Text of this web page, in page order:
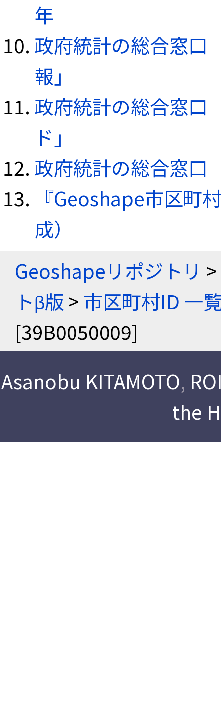
年
政府統計の総合窓口
報」
政府統計の総合窓口
ド」
政府統計の総合窓口
『Geoshape市区町
成）
Geoshapeリポジトリ >
トβ版 > 市区町村ID 一
[39B0050009]
Asanobu KITAMOTO,
the